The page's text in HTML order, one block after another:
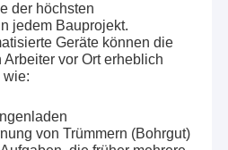
der höchsten
jedem Bauprojekt.
Geräte können die
vor Ort erheblich
wie:
von Trümmern (Bohrgut)